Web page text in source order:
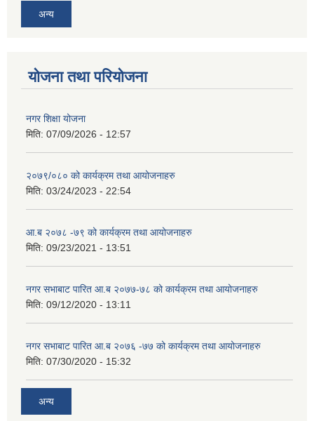
अन्य
योजना तथा परियोजना
नगर शिक्षा योजना
मिति: 07/09/2026 - 12:57
२०७९/०८० को कार्यक्रम तथा आयोजनाहरु
मिति: 03/24/2023 - 22:54
आ.ब २०७८ -७९ को कार्यक्रम तथा आयोजनाहरु
मिति: 09/23/2021 - 13:51
नगर सभाबाट पारित आ.ब २०७७-७८ को कार्यक्रम तथा आयोजनाहरु
मिति: 09/12/2020 - 13:11
नगर सभाबाट पारित आ.ब २०७६ -७७ को कार्यक्रम तथा आयोजनाहरु
मिति: 07/30/2020 - 15:32
अन्य